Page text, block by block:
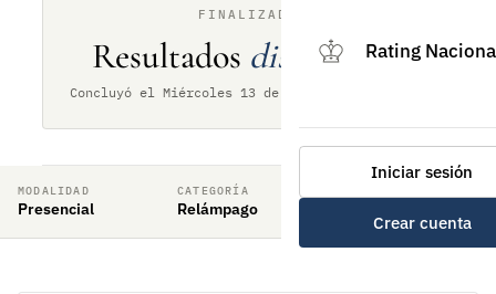
Rating
Iniciar sesión
Crear cuenta
FINALIZADO
Resultados disponibles
Concluyó el Miércoles 13 de septiembre de 2023
MODALIDAD
Presencial
CATEGORÍA
Relámpago